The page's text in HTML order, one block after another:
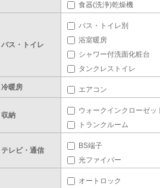
食器(洗浄)乾燥機
バス・トイレ
バス・トイレ別
浴室暖房
シャワー付洗面化粧台
タンクレストイレ
冷暖房 エアコン
収納
ウォークインクローゼッ
トランクルーム
テレビ・通信
BS端子
光ファイバー
オートロック